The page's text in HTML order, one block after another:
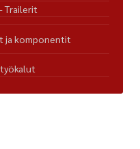
Trailerit
ja komponentit